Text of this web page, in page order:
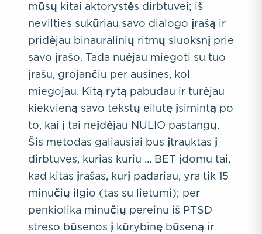
mūsų kitai aktorystės dirbtuvei; iš
nevilties sukūriau savo dialogo įrašą ir
pridėjau binauralinių ritmų sluoksnį prie
savo įrašo. Tada nuėjau miegoti su tuo
įrašu, grojančiu per ausines, kol
miegojau. Kitą rytą pabudau ir turėjau
kiekvieną savo tekstų eilutę įsimintą po
to, kai į tai neįdėjau NULIO pastangų.
Šis metodas galiausiai bus įtrauktas į
dirbtuves, kurias kuriu ... BET įdomu tai,
kad kitas įrašas, kurį padariau, yra tik 15
minučių ilgio (tas su lietumi); per
penkiolika minučių pereinu iš PTSD
streso būsenos į kūrybinę būseną ir